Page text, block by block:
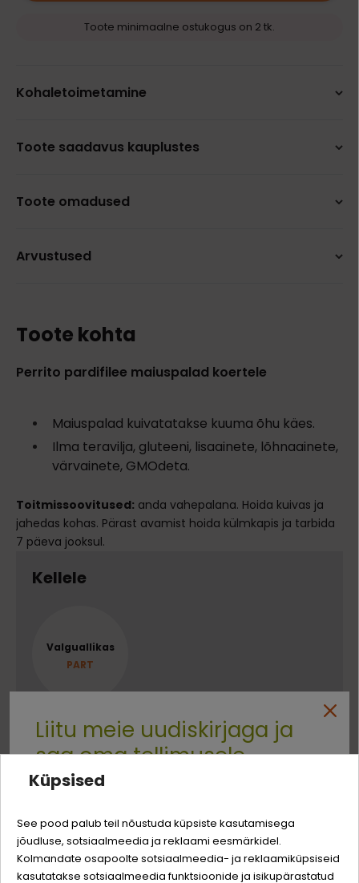
Toote minimaalne ostukogus on 2 tk.
Kohaletoimetamine
Toote saadavus kauplustes
Toote omadused
Arvustused
Toote kohta
Perrito pardifilee maiuspalad koertele
Maiuspalad kuivatatakse kuuma õhu käes.
Ilma teravilja, gluteeni, lisaainete, lõhnaainete,
värvainete, GMOdeta.
Toitmissoovitused: anda vahepalana. Hoida kuivas ja
jahedas kohas. Pärast avamist hoida külmkapis ja tarbida
7 päeva jooksul.
Kellele
Valguallikas
PART
Koostis
Analüütilise koostisosad
Quality:
Logi sisse
Liitu meie uudiskirjaga ja
saa oma tellimusele
-3% soodustust
Sina ja su perekonna parim sõber väärite veel
odavamat hinda!
Küpsised
See pood palub teil nõustuda küpsiste kasutamisega
jõudluse, sotsiaalmeedia ja reklaami eesmärkidel.
Kolmandate osapoolte sotsiaalmeedia- ja reklaamiküpsiseid
kasutatakse sotsiaalmeedia funktsioonide ja isikupärastatud